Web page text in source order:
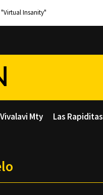
"Virtual Insanity"
Vivalavi Mty Las Rapiditas